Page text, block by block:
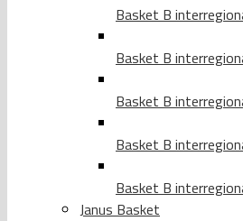
Basket B
Basket B
Basket B
Basket B
Basket B
Janus Basket